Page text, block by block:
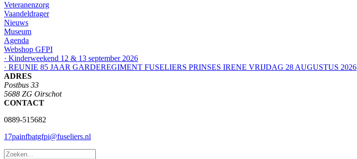
Veteranenzorg
Vaandeldrager
Nieuws
Museum
Agenda
Webshop GFPI
· Kinderweekend 12 & 13 september 2026
· REUNIE 85 JAAR GARDEREGIMENT FUSELIERS PRINSES IRENE VRIJDAG 28 AUGUSTUS 2026
ADRES
Postbus 33
5688 ZG Oirschot
CONTACT
0889-515682
17painfbatgfpi@fuseliers.nl